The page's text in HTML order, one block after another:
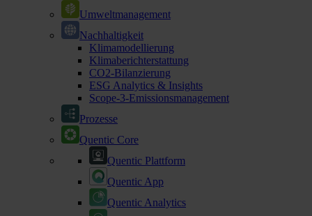
Umweltmanagement
Nachhaltigkeit
Klimamodellierung
Klimaberichterstattung
CO2-Bilanzierung
ESG Analytics & Insights
Scope-3-Emissionsmanagement
Prozesse
Quentic Core
Quentic Plattform
Quentic App
Quentic Analytics